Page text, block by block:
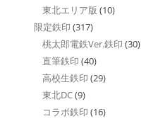
東北エリア版 (10)
限定鉄印 (317)
桃太郎電鉄Ver.鉄印 (30)
直筆鉄印 (40)
高校生鉄印 (29)
東北DC(9)
コラボ鉄印 (16)